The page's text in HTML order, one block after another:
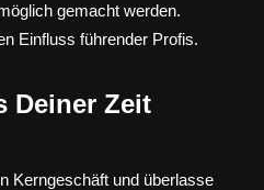
gemacht werden.
Einfluss führender Profis.
Deiner Zeit
Kerngeschäft und überlasse